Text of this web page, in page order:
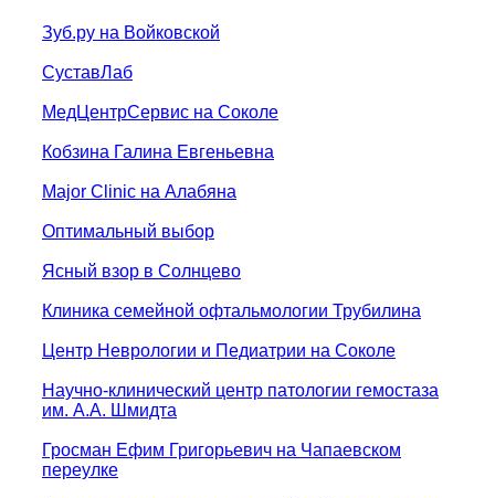
Зуб.ру на Войковской
СуставЛаб
МедЦентрСервис на Соколе
Кобзина Галина Евгеньевна
Major Clinic на Алабяна
Оптимальный выбор
Ясный взор в Солнцево
Клиника семейной офтальмологии Трубилина
Центр Неврологии и Педиатрии на Соколе
Научно-клинический центр патологии гемостаза
им. А.А. Шмидта
Гросман Ефим Григорьевич на Чапаевском
переулке